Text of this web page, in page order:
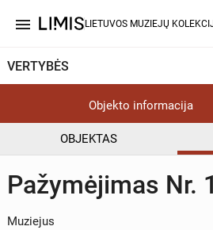
menu LIETUVOS MUZIEJŲ
VERTYBĖS
Objekto informacija
OBJEKTAS
Pažymėjimas Nr.
Muziejus